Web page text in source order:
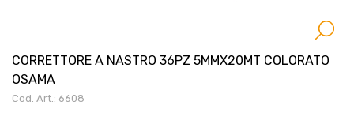
CORRETTORE A NASTRO 36PZ 5MMX20MT COLORATO
OSAMA
Cod. Art.: 6608